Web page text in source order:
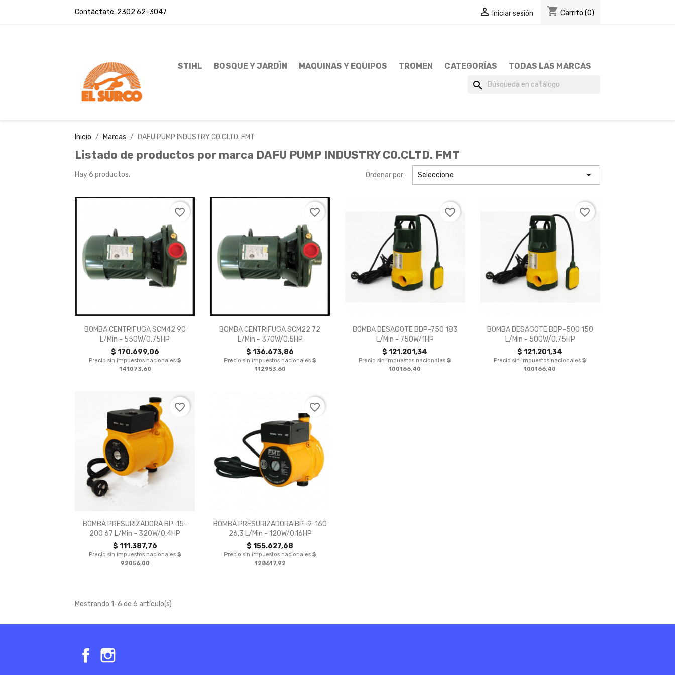
Contáctate: 2302 62-3047  Iniciar sesión shopping_cart Carrito (0)
STIHL BOSQUE Y JARDÌN MAQUINAS Y EQUIPOS TROMEN CATEGORÍAS TODAS LAS MARCAS
search
Inicio Marcas DAFU PUMP INDUSTRY CO.CLTD. FMT
Listado de productos por marca DAFU PUMP INDUSTRY CO.CLTD. FMT
Hay 6 productos. Ordenar por: Seleccione 
Vista rápida
BOMBA CENTRIFUGA SCM42 90
L/min - 550W/0.75HP
$ 170.699,06
Precio sin impuestos nacionales $
141073,60
favorite_border
Vista rápida
BOMBA CENTRIFUGA SCM22 72
L/min - 370W/0.5HP
$ 136.673,86
Precio sin impuestos nacionales $
112953,60
favorite_border
Vista rápida
BOMBA DESAGOTE BDP-750 183
L/min - 750W/1HP
$ 121.201,34
Precio sin impuestos nacionales$
100166,40
favorite_border
Vista rápida
BOMBA DESAGOTE BDP-500 150
L/min - 500W/0.75HP
$ 121.201,34
Precio sin impuestos nacionales$
100166,40
favorite_border
Vista rápida
BOMBA PRESURIZADORA BP-15-
200 67 L/min - 320W/0,4HP
$ 111.387,76
Precio sin impuestos nacionales $
92056,00
favorite_border
Vista rápida
BOMBA PRESURIZADORA BP-9-160
26,3 L/min - 120W/0,16HP
$ 155.627,68
Precio sin impuestos nacionales $
128617,92
favorite_border
Mostrando 1-6 de 6 artículo(s)
Facebook